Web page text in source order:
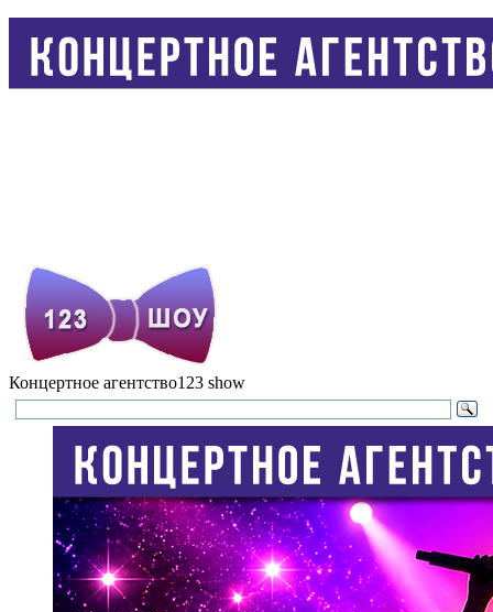
Концертное агентство123 show